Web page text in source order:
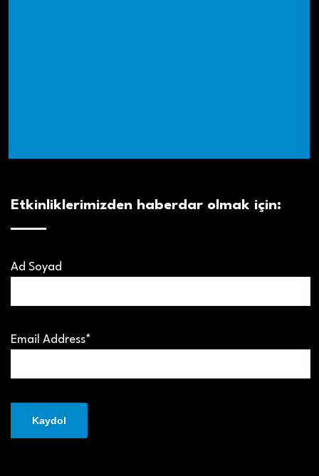
Etkinliklerimizden haberdar olmak için:
Ad Soyad
Email Address*